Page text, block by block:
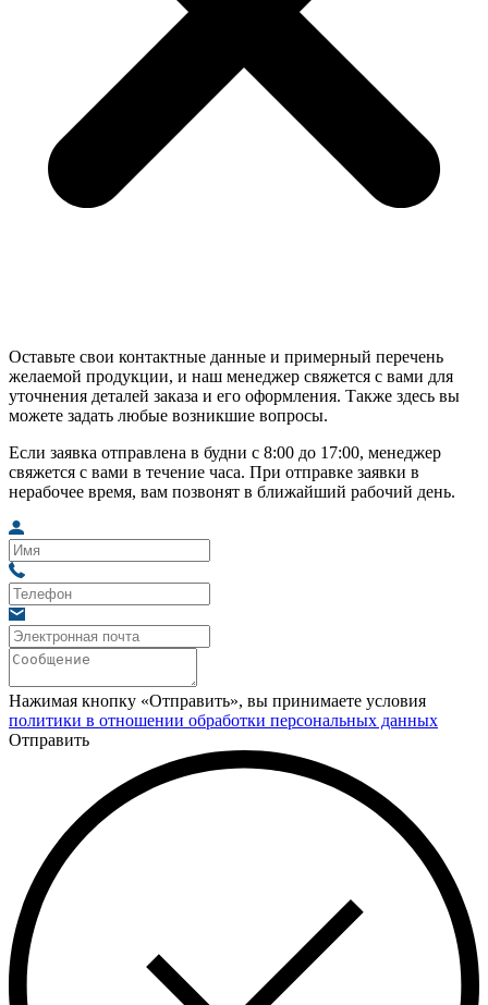
Оставьте свои контактные данные и примерный перечень
желаемой продукции, и наш менеджер свяжется с вами для
уточнения деталей заказа и его оформления. Также здесь вы
можете задать любые возникшие вопросы.
Если заявка отправлена в будни с 8:00 до 17:00, менеджер
свяжется с вами в течение часа. При отправке заявки в
нерабочее время, вам позвонят в ближайший рабочий день.
Нажимая кнопку «Отправить», вы принимаете условия
политики в отношении обработки персональных данных
Отправить